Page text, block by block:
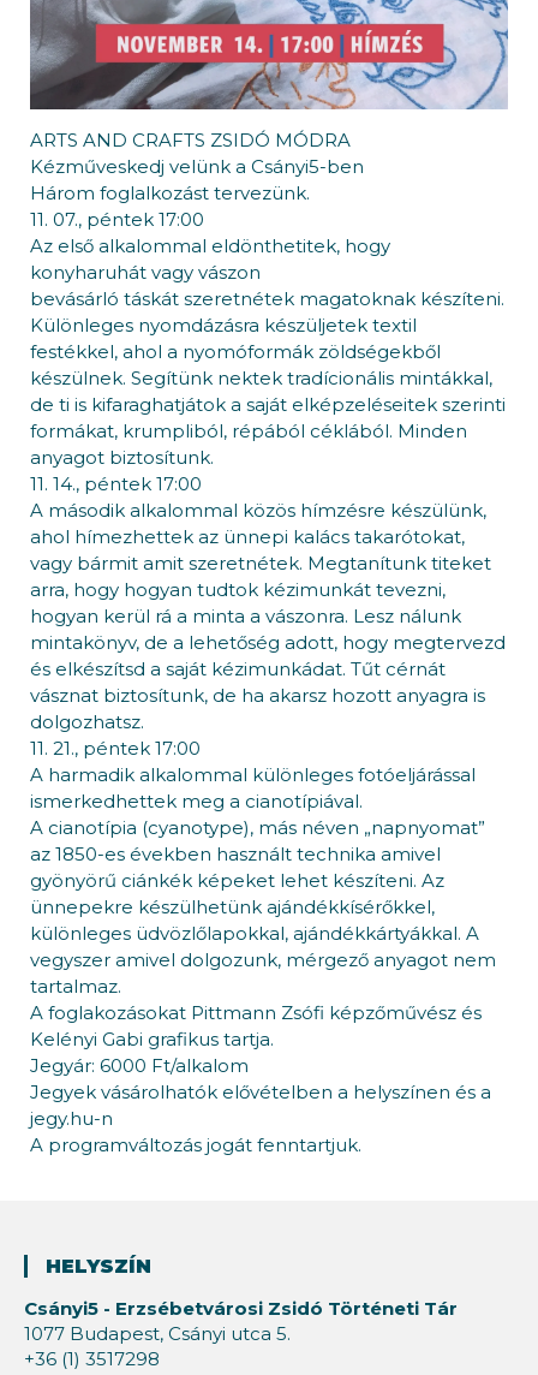
ARTS AND CRAFTS ZSIDÓ MÓDRA
Kézműveskedj velünk a Csányi5-ben
Három foglalkozást tervezünk.
11. 07., péntek 17:00
Az első alkalommal eldönthetitek, hogy
konyharuhát vagy vászon
bevásárló táskát szeretnétek magatoknak készíteni.
Különleges nyomdázásra készüljetek textil
festékkel, ahol a nyomóformák zöldségekből
készülnek. Segítünk nektek tradícionális mintákkal,
de ti is kifaraghatjátok a saját elképzeléseitek szerinti
formákat, krumpliból, répából céklából. Minden
anyagot biztosítunk.
11. 14., péntek 17:00
A második alkalommal közös hímzésre készülünk,
ahol hímezhettek az ünnepi kalács takarótokat,
vagy bármit amit szeretnétek. Megtanítunk titeket
arra, hogy hogyan tudtok kézimunkát tevezni,
hogyan kerül rá a minta a vászonra. Lesz nálunk
mintakönyv, de a lehetőség adott, hogy megtervezd
és elkészítsd a saját kézimunkádat. Tűt cérnát
vásznat biztosítunk, de ha akarsz hozott anyagra is
dolgozhatsz.
11. 21., péntek 17:00
A harmadik alkalommal különleges fotóeljárással
ismerkedhettek meg a cianotípiával.
A cianotípia (cyanotype), más néven „napnyomat”
az 1850-es években használt technika amivel
gyönyörű ciánkék képeket lehet készíteni. Az
ünnepekre készülhetünk ajándékkísérőkkel,
különleges üdvözlőlapokkal, ajándékkártyákkal. A
vegyszer amivel dolgozunk, mérgező anyagot nem
tartalmaz.
A foglakozásokat Pittmann Zsófi képzőművész és
Kelényi Gabi grafikus tartja.
Jegyár: 6000 Ft/alkalom
Jegyek vásárolhatók elővételben a helyszínen és a
jegy.hu-n
A programváltozás jogát fenntartjuk.
HELYSZÍN
Csányi5 - Erzsébetvárosi Zsidó Történeti Tár
1077 Budapest, Csányi utca 5.
+36 (1) 3517298